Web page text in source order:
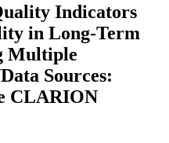
Indicators
in Long-Term
Multiple
Sources:
CLARION